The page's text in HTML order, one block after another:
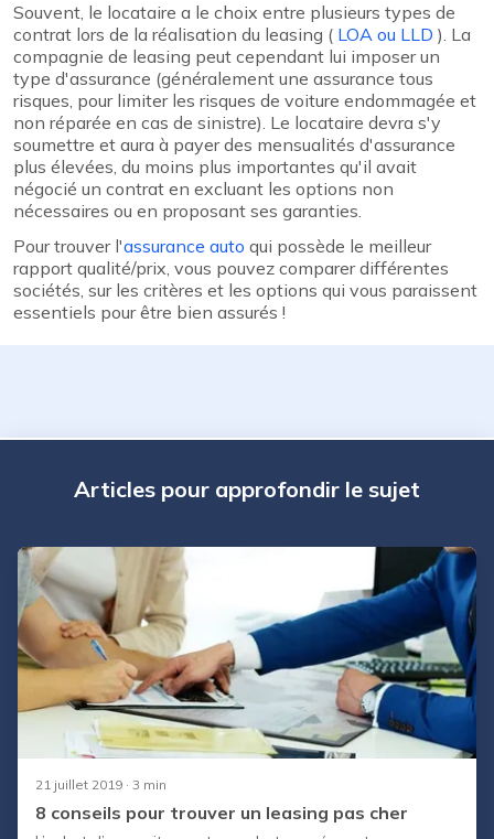
Souvent, le locataire a le choix entre plusieurs types de
contrat lors de la réalisation du leasing ( LOA ou LLD ). La
compagnie de leasing peut cependant lui imposer un
type d'assurance (généralement une assurance tous
risques, pour limiter les risques de voiture endommagée et
non réparée en cas de sinistre). Le locataire devra s'y
soumettre et aura à payer des mensualités d'assurance
plus élevées, du moins plus importantes qu'il avait
négocié un contrat en excluant les options non
nécessaires ou en proposant ses garanties.
Pour trouver l'assurance auto qui possède le meilleur
rapport qualité/prix, vous pouvez comparer différentes
sociétés, sur les critères et les options qui vous paraissent
essentiels pour être bien assurés !
Articles pour approfondir le sujet
21 juillet 2019 · 3 min
8 conseils pour trouver un leasing pas cher